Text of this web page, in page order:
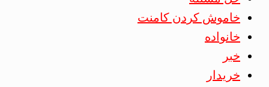
خاموش کردن کامنت
خانواده
خبر
خریدار